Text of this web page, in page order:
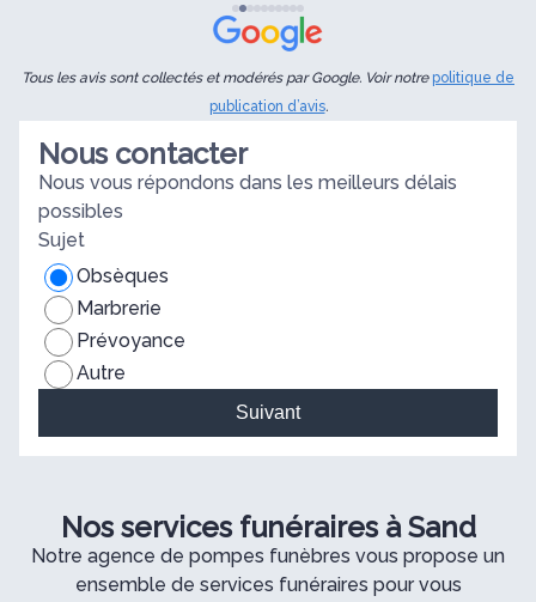
Tous les avis sont collectés et modérés par Google. Voir notre politique de
publication d’avis.
Nous contacter
Nous vous répondons dans les meilleurs délais
possibles
Sujet
Obsèques
Marbrerie
Prévoyance
Autre
Suivant
Nos services funéraires à Sand
Notre agence de pompes funèbres vous propose un
ensemble de services funéraires pour vous